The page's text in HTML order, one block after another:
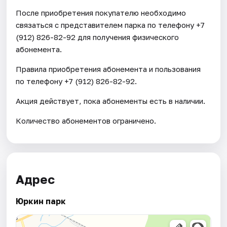
После приобретения покупателю необходимо
связаться с представителем парка по телефону +7
(912) 826-82-92 для получения физического
абонемента.
Правила приобретения абонемента и пользования
по телефону +7 (912) 826-82-92.
Акция действует, пока абонементы есть в наличии.
Количество абонементов ограничено.
Адрес
Юркин парк